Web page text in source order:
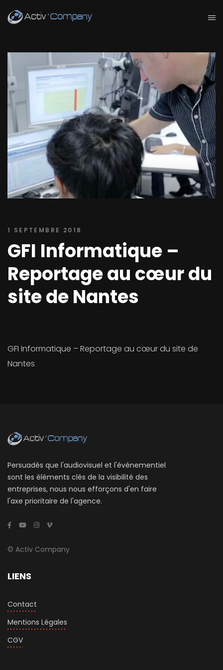
1 SEPTEMBRE 2018
GFI Informatique –
Reportage au cœur du
site de Nantes
GFI Informatique – Reportage au cœur du site de
Nantes
Persuadés que l'audiovisuel et l'événementiel
sont les éléments clés de la visibilité des
entreprises, nous nous efforçons d'en faire
l'axe prioritaire de l'agence.
© Activ Company
LIENS
Contact
Mentions Légales
CGV